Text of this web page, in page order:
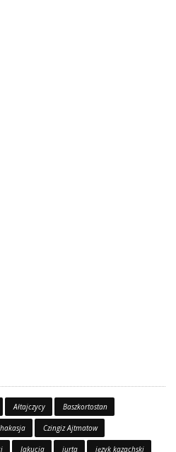
Ałtajczycy Baszkortostan
Czingiz Ajtmatow
Jakucja jurta język kazachski